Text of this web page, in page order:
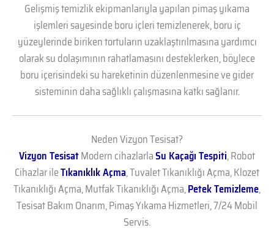
Gelişmiş temizlik ekipmanlarıyla yapılan pimaş yıkama
işlemleri sayesinde boru içleri temizlenerek, boru iç
yüzeylerinde biriken tortuların uzaklaştırılmasına yardımcı
olarak su dolaşımının rahatlamasını desteklerken, böylece
boru içerisindeki su hareketinin düzenlenmesine ve gider
sisteminin daha sağlıklı çalışmasına katkı sağlanır.
Neden Vizyon Tesisat?
Vizyon TesisatModern cihazlarlaSu Kaçağı Tespiti, Robot
Cihazlar ileTıkanıklık Açma, Tuvalet Tıkanıklığı Açma, Klozet
Tıkanıklığı Açma, Mutfak Tıkanıklığı Açma,Petek Temizleme,
Tesisat Bakım Onarım, Pimaş Yıkama Hizmetleri, 7/24 Mobil
Servis.